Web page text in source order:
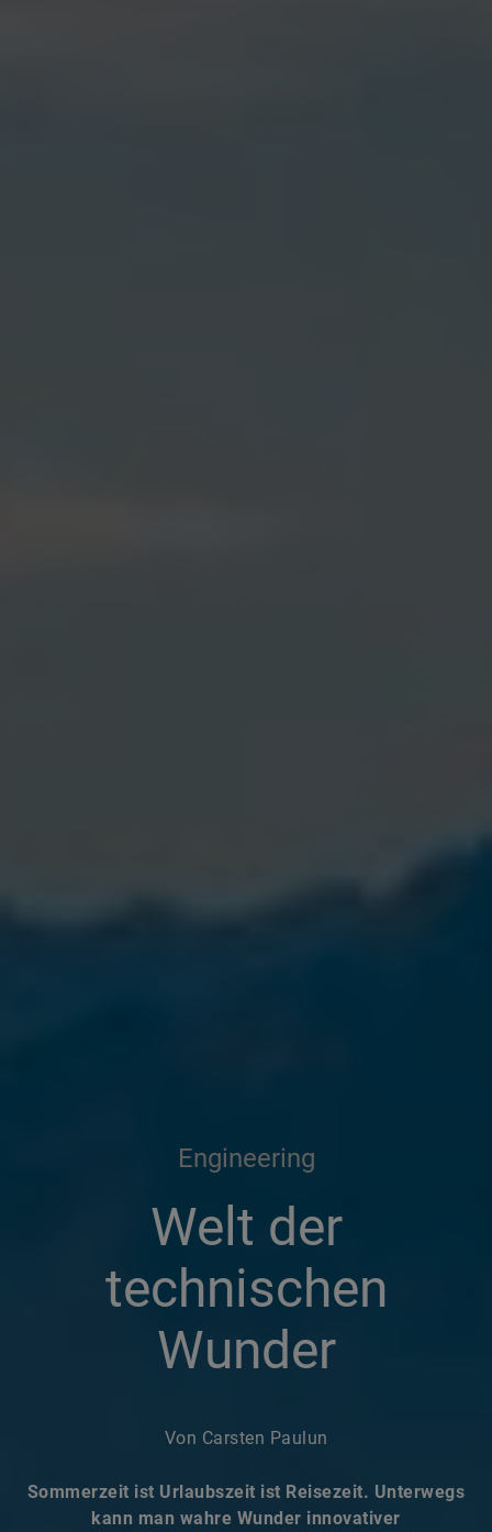
Engineering
Welt der
technischen
Wunder
Von Carsten Paulun
Sommerzeit ist Urlaubszeit ist Reisezeit. Unterwegs
kann man wahre Wunder innovativer